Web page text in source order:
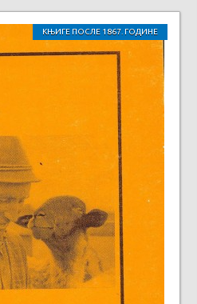
КЊИГЕ ПОСЛЕ 1867. ГОДИНЕ